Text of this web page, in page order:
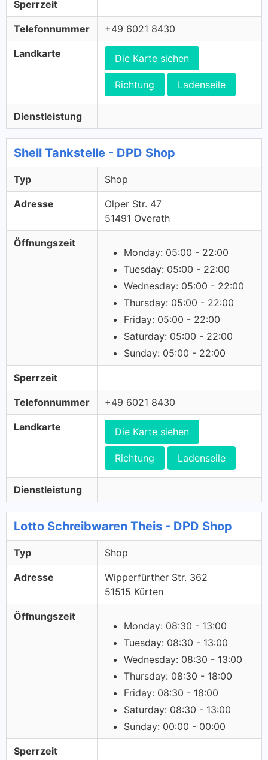
Sperrzeit
Telefonnummer +49 6021 8430
Landkarte Die Karte siehen
Richtung Ladenseile
Dienstleistung
Shell Tankstelle - DPD Shop
Typ Shop
Adresse
Olper Str. 47
51491 Overath
Öffnungszeit
Monday: 05:00 - 22:00
Tuesday: 05:00 - 22:00
Wednesday: 05:00 - 22:00
Thursday: 05:00 - 22:00
Friday: 05:00 - 22:00
Saturday: 05:00 - 22:00
Sunday: 05:00 - 22:00
Sperrzeit
Telefonnummer +49 6021 8430
Landkarte Die Karte siehen
Richtung Ladenseile
Dienstleistung
Lotto Schreibwaren Theis - DPD Shop
Typ Shop
Adresse
Wipperfürther Str. 362
51515 Kürten
Öffnungszeit
Monday: 08:30 - 13:00
Tuesday: 08:30 - 13:00
Wednesday: 08:30 - 13:00
Thursday: 08:30 - 18:00
Friday: 08:30 - 18:00
Saturday: 08:30 - 13:00
Sunday: 00:00 - 00:00
Sperrzeit